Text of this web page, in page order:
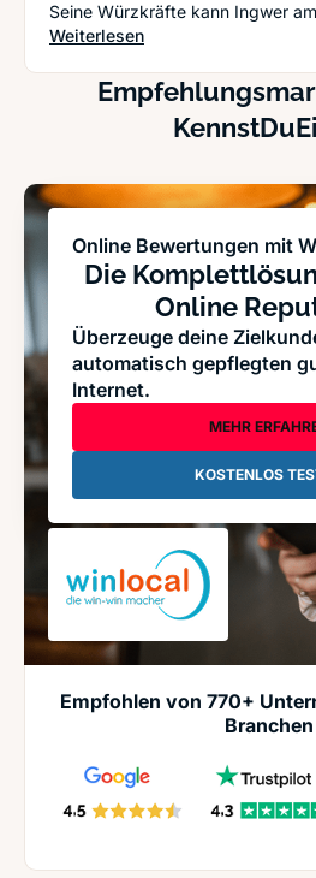
Seine Würzkräfte kann Ingwer
Weiterlesen: Ingwer und
Online Bewertungen mit
Die
Online
Überzeuge deine
automatisch gepflegten
Internet.
MEHR
KOSTENLOS
Empfohlen von 770+
Branchen